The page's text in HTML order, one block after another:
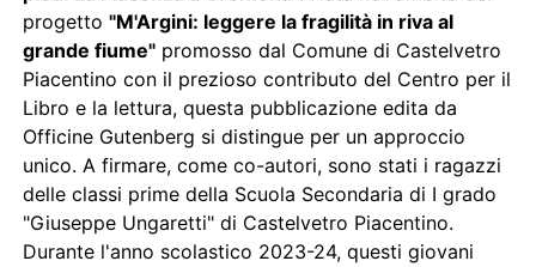
progetto"M'Argini: leggere la fragilità in riva al
grande fiume" promosso dal Comune di Castelvetro
Piacentino con il prezioso contributo del Centro per il
Libro e la lettura, questa pubblicazione edita da
Officine Gutenberg si distingue per un approccio
unico. A firmare, come co-autori, sono stati i ragazzi
delle classi prime della Scuola Secondaria di I grado
"Giuseppe Ungaretti" di Castelvetro Piacentino.
Durante l'anno scolastico 2023-24, questi giovani